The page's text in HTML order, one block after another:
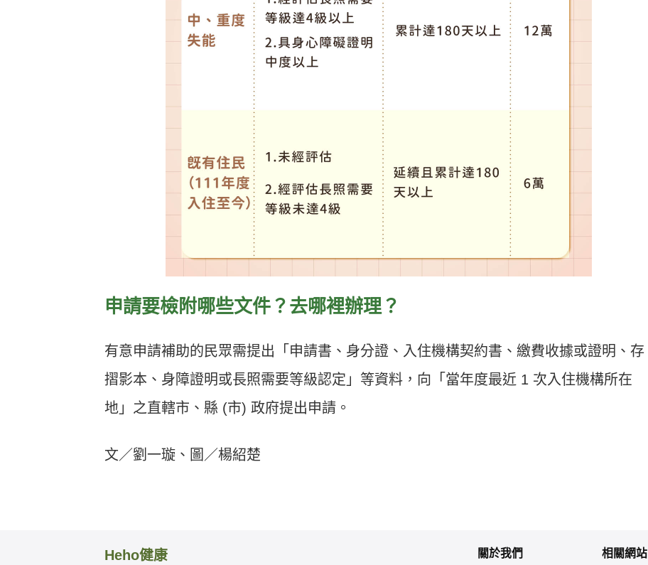
申請要檢附哪些文件？去哪裡辦理？
有意申請補助的民眾需提出「申請書、身分證、入住機構契約書、繳費收據或證明、存
摺影本、身障證明或長照需要等級認定」等資料，向「當年度最近 1 次入住機構所在
地」之直轄市、縣 (市) 政府提出申請。
文／劉一璇、圖／楊紹楚
Heho健康 關於我們 相關網站